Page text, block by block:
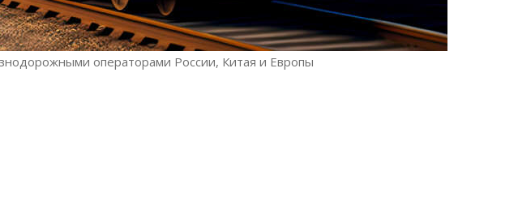
операторами России, Китая и Европы